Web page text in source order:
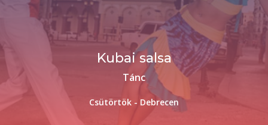
Kubai salsa
Tánc
Csütörtök - Debrecen